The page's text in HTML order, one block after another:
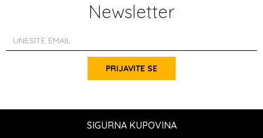
Newsletter
PRIJAVITE SE
SIGURNA KUPOVINA